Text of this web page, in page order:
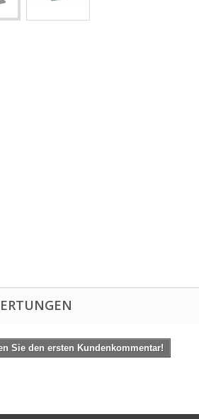
Sie den ersten Kundenkommentar!